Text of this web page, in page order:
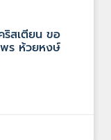
สเตียน ขอ
ร ห้วยหงษ์